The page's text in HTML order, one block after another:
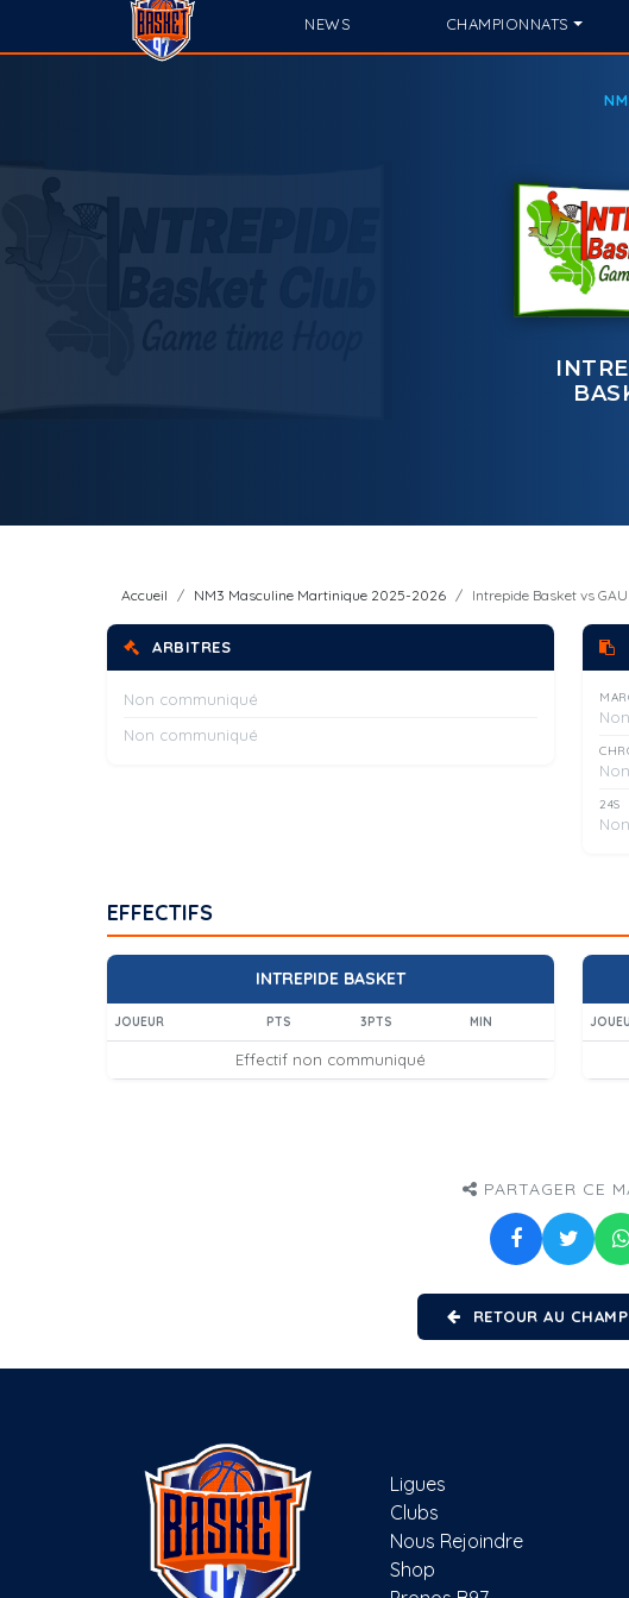
NEWS CHAMPIONNATS
Accueil NM3 Masculine Martinique 2025-2026 Intrepide Basket vs
ARBITRES
Non communiqué
Non communiqué
24S
EFFECTIFS
INTREPIDE BASKET
JOUEUR PTS 3PTS MIN
Effectif non communiqué
PARTAGER CE
RETOUR AU
Ligues
Clubs
Nous Rejoindre
Shop